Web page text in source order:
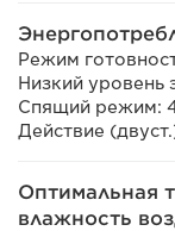
Режим
Низкий уровень
Спящий режим:
Действие
Оптимальная
влажность